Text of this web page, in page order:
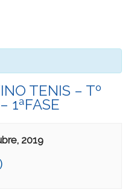
TENIS – Tº
1ªFASE
2019